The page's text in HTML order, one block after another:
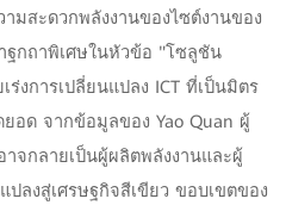
มสะดวกพลังงานของไซต์งานของ
ฐกถาพิเศษในหัวข้อ "โซลูชัน
ร่งการเปลี่ยนแปลง ICT ที่เป็นมิตร
อด จากข้อมูลของ Yao Quan ผู้
จกลายเป็นผู้ผลิตพลังงานและผู้
ลงสู่เศรษฐกิจสีเขียว ขอบเขตของ